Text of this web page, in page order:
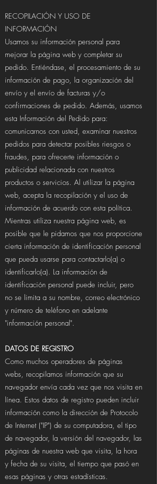
RECOPILACIÓN Y USO DE
INFORMACIÓN
Usamos su información personal para
mejorar la página web y completar su
pedido. Entiéndase, el procesamiento de su
información de pago, la organización del
envío y el envío de facturas y/o
confirmaciones de pedido. Además, usamos
esta Información del Pedido para:
comunicarnos con usted, examinar nuestros
pedidos para detectar posibles riesgos o
fraudes, para ofrecerte información o
publicidad relacionada con nuestros
productos o servicios. Al utilizar la página
web, acepta la recopilación y el uso de
información de acuerdo con esta política.
​Mientras utiliza nuestra página web, es
posible que le pidamos que nos proporcione
cierta información de identificación personal
que pueda usarse para contactarlo(a) o
identificarlo(a). La información de
identificación personal puede incluir, pero
no se limita a su nombre, correo electrónico
y número de teléfono en adelante
"información personal".
DATOS DE REGISTRO
Como muchos operadores de páginas
webs, recopilamos información que su
navegador envía cada vez que nos visita en
línea. Estos datos de registro pueden incluir
información como la dirección de Protocolo
de Internet ("IP") de su computadora, el tipo
de navegador, la versión del navegador, las
páginas de nuestra web que visita, la hora
y fecha de su visita, el tiempo que pasó en
esas páginas y otras estadísticas.